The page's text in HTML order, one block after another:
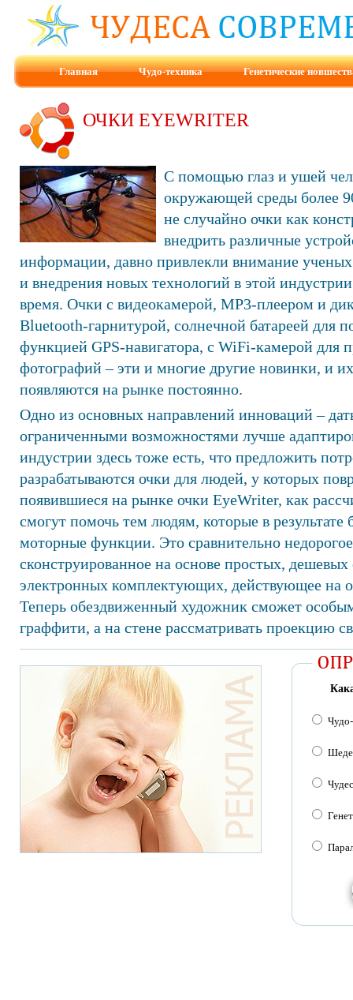
Главная Чудо-техника Генетические
ОЧКИ EYEWRITER
С помощью глаз и ушей
окружающей среды более
не случайно очки как
внедрить различные
информации, давно привлекли внимание
и внедрения новых технологий в этой
время. Очки с видеокамерой, МР3-плеером и
Bluetooth-гарнитурой, солнечной батареей для
функцией GPS-навигатора, с WiFi-камерой для
фотографий – эти и многие другие новинки, и
появляются на рынке постоянно.
Одно из основных направлений инноваций –
ограниченными возможностями лучше
индустрии здесь тоже есть, что предложить
разрабатываются очки для людей, у которых
появившиеся на рынке очки EyeWriter, как
смогут помочь тем людям, которые в результате
моторные функции. Это сравнительно
сконструированное на основе простых, дешевых
электронных комплектующих, действующее на
Теперь обездвиженный художник сможет
граффити, а на стене рассматривать проекцию